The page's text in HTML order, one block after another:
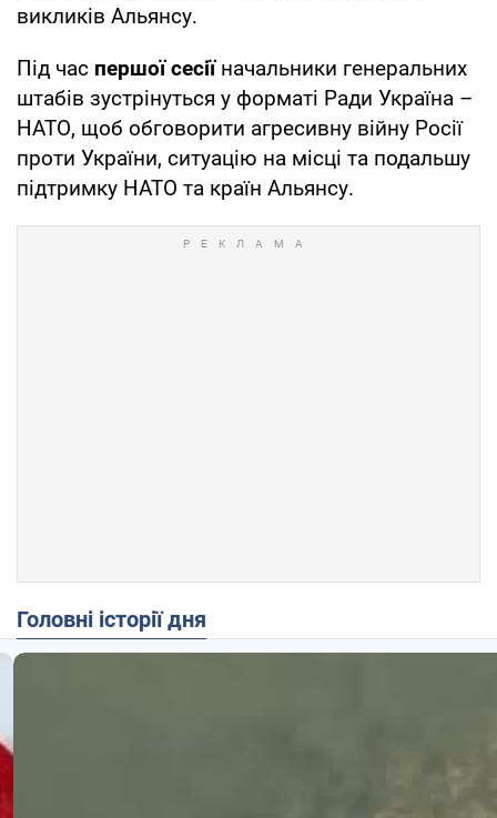
викликів Альянсу.
Під час першої сесіїначальники генеральних
штабів зустрінуться у форматі Ради Україна –
НАТО, щоб обговорити агресивну війну Росії
проти України, ситуацію на місці та подальшу
підтримку НАТО та країн Альянсу.
Головні історії дня